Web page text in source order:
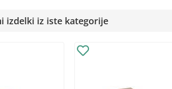
izdelki iz iste kategorije